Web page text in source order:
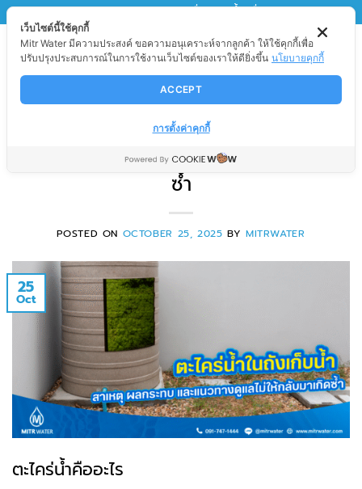
Skip
content
MITRWATER มิตรวอเตอร์ เพื่อนของน้ำ เพื่อนของคุณ
ตะไคร่น้ำในถังเก็บน้ำ สาเหตุ ผลกระ
ทบ และแนวทางดูแลไม่ให้กลับมาเกิด
ซ้ำ
POSTED ON OCTOBER 25, 2025 BY MITRWATER
25
Oct
ตะไคร่น้ำคืออะไร
เว็บไซต์นี้ใช้คุกกี้
Mitr Water มีความประสงค์ ขอความอนุเคราะห์จากลูกค้า ให้ใช้คุกกี้เพื่อ
ปรับปรุงประสบการณ์ในการใช้งานเว็บไซต์ของเราให้ดียิ่งขึ้น นโยบายคุกกี้
ACCEPT
การตั้งค่าคุกกี้